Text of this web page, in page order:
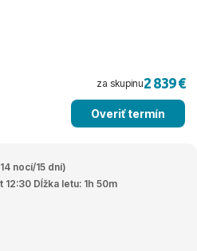
za skupinu2 839 €
Overiť termín
nocí/15 dní)
12:30 Dĺžka letu: 1h 50m